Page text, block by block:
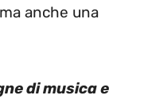
anche una
di musica e